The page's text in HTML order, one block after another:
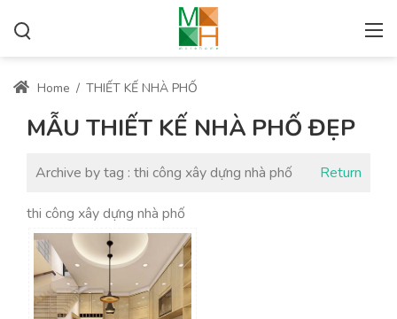
Home / THIẾT KẾ NHÀ PHỐ
MẪU THIẾT KẾ NHÀ PHỐ ĐẸP
Archive by tag : thi công xây dựng nhà phố Return
thi công xây dựng nhà phố